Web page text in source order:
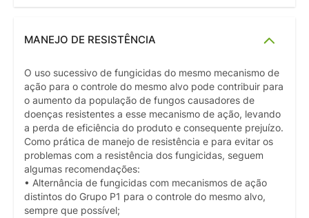
MANEJO DE RESISTÊNCIA
O uso sucessivo de fungicidas do mesmo mecanismo de
ação para o controle do mesmo alvo pode contribuir para
o aumento da população de fungos causadores de
doenças resistentes a esse mecanismo de ação, levando
a perda de eficiência do produto e consequente prejuízo.
Como prática de manejo de resistência e para evitar os
problemas com a resistência dos fungicidas, seguem
algumas recomendações:
• Alternância de fungicidas com mecanismos de ação
distintos do Grupo P1 para o controle do mesmo alvo,
sempre que possível;